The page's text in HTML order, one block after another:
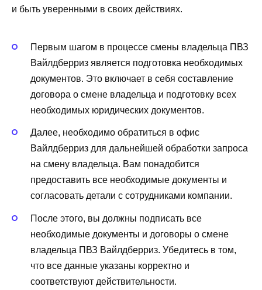
и быть уверенными в своих действиях.
Первым шагом в процессе смены владельца ПВЗ
Вайлдберриз является подготовка необходимых
документов. Это включает в себя составление
договора о смене владельца и подготовку всех
необходимых юридических документов.
Далее, необходимо обратиться в офис
Вайлдберриз для дальнейшей обработки запроса
на смену владельца. Вам понадобится
предоставить все необходимые документы и
согласовать детали с сотрудниками компании.
После этого, вы должны подписать все
необходимые документы и договоры о смене
владельца ПВЗ Вайлдберриз. Убедитесь в том,
что все данные указаны корректно и
соответствуют действительности.